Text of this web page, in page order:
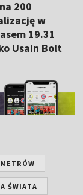
200
w
19.31
Usain Bolt
ŚWIATA